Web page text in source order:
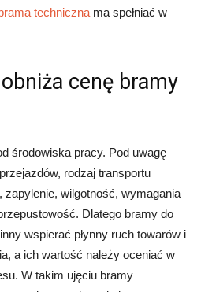
techniczna ma spełniać w
cenę bramy
środowiska pracy. Pod uwagę
rodzaj transportu
zapylenie, wilgotność, wymagania
Dlatego bramy do
wspierać płynny ruch towarów i
a ich wartość należy oceniać w
W takim ujęciu bramy